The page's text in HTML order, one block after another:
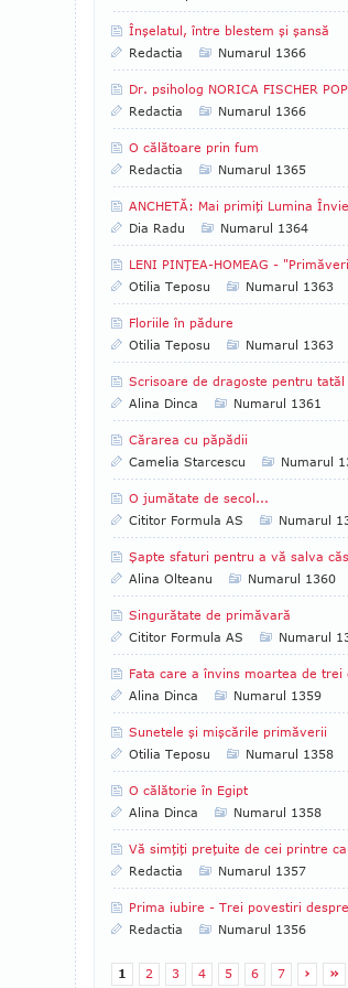
Înşelatul, între blestem şi şansă
Redactia
Numarul 1366
Dr. psiholog NORICA FISCHER
Redactia
Numarul 1366
O călătoare prin fum
Redactia
Numarul 1365
ANCHETĂ: Mai primiţi Lumina
Dia Radu
Numarul 1364
LENI PINŢEA-HOMEAG -
Otilia Teposu
Numarul 1363
Floriile în pădure
Otilia Teposu
Numarul 1363
Scrisoare de dragoste pentru
Alina Dinca
Numarul 1361
Cărarea cu păpădii
Camelia Starcescu
Numarul
O jumătate de secol...
Cititor Formula AS
Numarul
Şapte sfaturi pentru a vă salva
Alina Olteanu
Numarul 1360
Singurătate de primăvară
Cititor Formula AS
Numarul
Fata care a învins moartea de trei
Alina Dinca
Numarul 1359
Sunetele şi mişcările primăverii
Otilia Teposu
Numarul 1358
O călătorie în Egipt
Alina Dinca
Numarul 1358
Vă simţiţi preţuite de cei printre
Redactia
Numarul 1357
Prima iubire - Trei povestiri
Redactia
Numarul 1356
1 2 3 4 5 6 7 › »